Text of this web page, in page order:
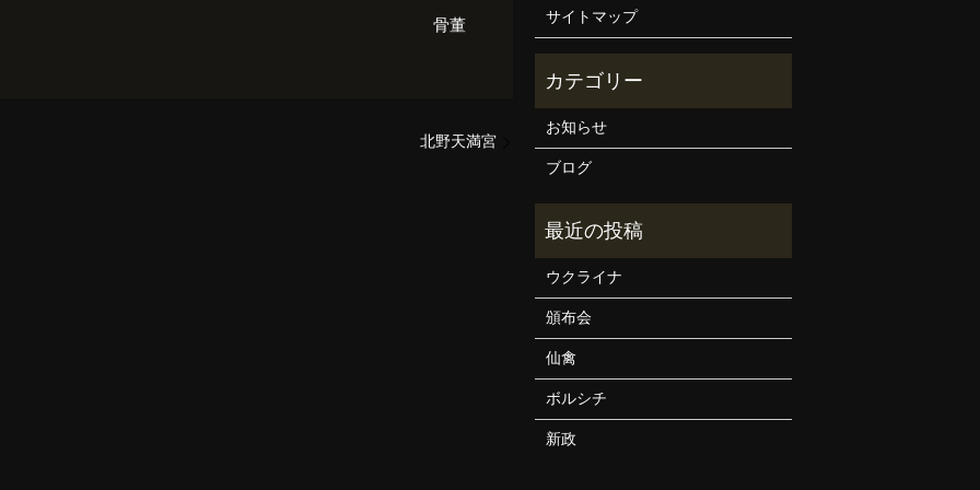
骨董
北野天満宮
サイトマップ
お知らせ
ブログ
ウクライナ
頒布会
仙禽
ボルシチ
新政